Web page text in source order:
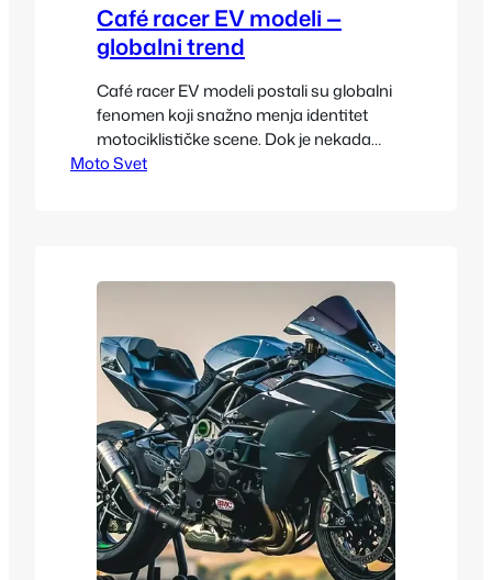
Café racer EV modeli —
globalni trend
Café racer EV modeli postali su globalni
fenomen koji snažno menja identitet
motociklističke scene. Dok je nekada
café racer bio simbol benzinskog bunta,
električne tehnologije stvorio je nešto
Moto Svet